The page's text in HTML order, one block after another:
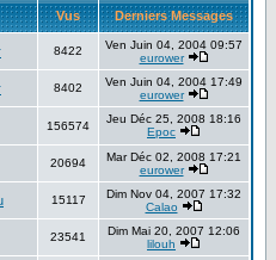
Vus Derniers Messages
8422
Ven Juin 04, 2004 09:57
eurower
8402
Ven Juin 04, 2004 17:49
eurower
156574
Jeu Déc 25, 2008 18:16
Epoc
20694
Mar Déc 02, 2008 17:21
eurower
15117
Dim Nov 04, 2007 17:32
Calao
23541
Dim Mai 20, 2007 12:06
lilouh